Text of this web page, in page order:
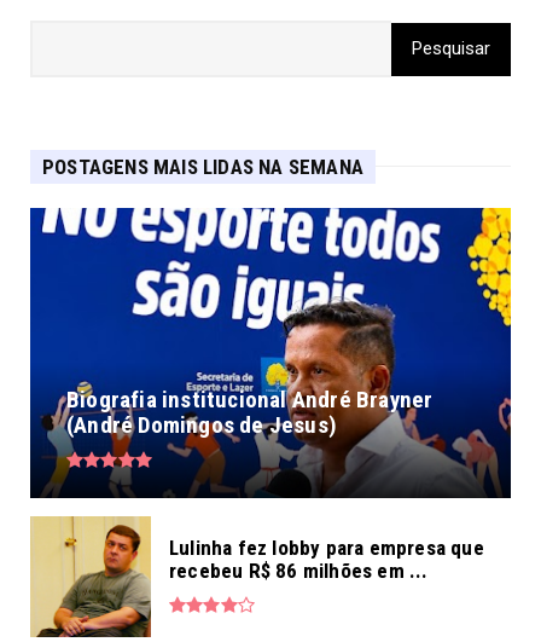
POSTAGENS MAIS LIDAS NA SEMANA
Biografia institucional André Brayner
(André Domingos de Jesus)
Lulinha fez lobby para empresa que
recebeu R$ 86 milhões em ...